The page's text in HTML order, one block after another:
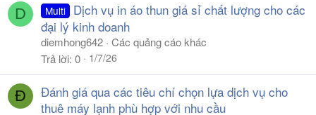
D Multi
Dịch vụ in áo thun giá sỉ chất lượng cho các
đại lý kinh doanh
diemhong642 Các quảng cáo khác
Trả lời 0 1/7/26
Đ
Đánh giá qua các tiêu chí chọn lựa dịch vụ cho
thuê máy lạnh phù hợp với nhu cầu